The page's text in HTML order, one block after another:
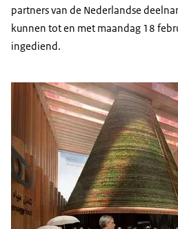
partners van de Nederlandse
kunnen tot en met maandag 18
ingediend.